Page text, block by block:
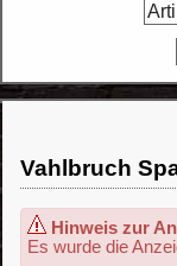
Vahlbruch
Hinweis zur
Es wurde die